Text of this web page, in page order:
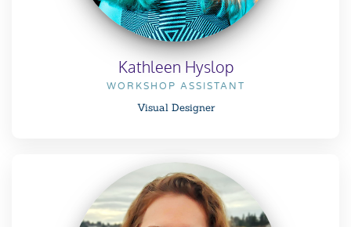
Kathleen Hyslop
WORKSHOP ASSISTANT
Visual Designer